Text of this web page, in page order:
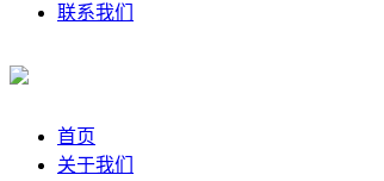
联系我们
首页
关于我们